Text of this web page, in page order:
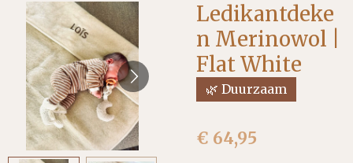
Ledikantdeke
n Merinowol |
Flat White
🌿 Duurzaam
€ 64,95